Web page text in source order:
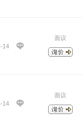
14
面议
14
面议